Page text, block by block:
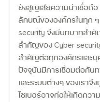
ยังสูญเสียความน่าเชื่อถื
ลักษณ์ขององค์กรในทุก
security จึงมีบทบาทสำ
สำคัญของ Cyber
สำคัญต่อทุกองค์กรและบุค
ปัจจุบันมีการเชื่อมต่อกัน
และระบบต่างๆ ของเราจึ
ไซเบอร์อาจก่อให้เกิดคว